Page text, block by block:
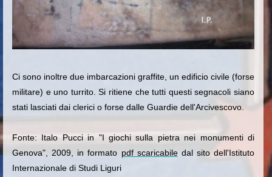
Ci sono inoltre due imbarcazioni graffite, un edificio civile (forse
militare) e uno turrito. Si ritiene che tutti questi segnacoli siano
stati lasciati dai clerici o forse dalle Guardie dell'Arcivescovo.
Fonte: Italo Pucci in "I giochi sulla pietra nei monumenti di
Genova", 2009, in formato pdf scaricabiledal sito dell'Istituto
Internazionale di Studi Liguri